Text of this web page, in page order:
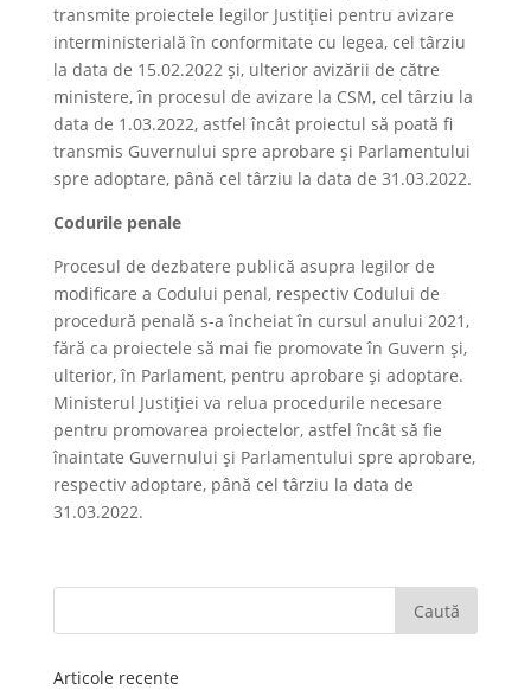
transmite proiectele legilor Justiției pentru avizare
interministerială în conformitate cu legea, cel târziu
la data de 15.02.2022 și, ulterior avizării de către
ministere, în procesul de avizare la CSM, cel târziu la
data de 1.03.2022, astfel încât proiectul să poată fi
transmis Guvernului spre aprobare și Parlamentului
spre adoptare, până cel târziu la data de 31.03.2022.
Codurile penale
Procesul de dezbatere publică asupra legilor de
modificare a Codului penal, respectiv Codului de
procedură penală s-a încheiat în cursul anului 2021,
fără ca proiectele să mai fie promovate în Guvern și,
ulterior, în Parlament, pentru aprobare și adoptare.
Ministerul Justiției va relua procedurile necesare
pentru promovarea proiectelor, astfel încât să fie
înaintate Guvernului și Parlamentului spre aprobare,
respectiv adoptare, până cel târziu la data de
31.03.2022.
Articole recente